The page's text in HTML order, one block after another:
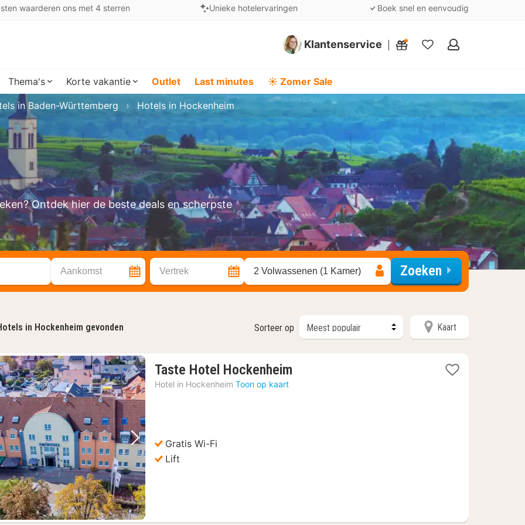
waarderen ons met 4 sterren Unieke hotelervaringen Boek snel en eenvoudig
Klantenservice
Mijn
Thema's Korte vakantie Outlet Last minutes ☀️ Zomer Sale
Ontdek hier de beste deals en scherpste
in Baden-Württemberg Hotels in Hockenheim
Aankomst Vertrek 2 Volwassenen (1 Kamer) Zoeken
in Hockenheim gevonden Sorteer op Kaart
Vorige foto Volgende foto
Taste Hotel Hockenheim
Hotel in Hockenheim Toon op kaart
Gratis Wi-Fi
Lift